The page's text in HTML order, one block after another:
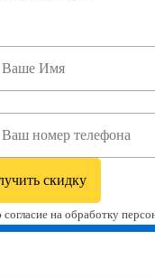
на обработку